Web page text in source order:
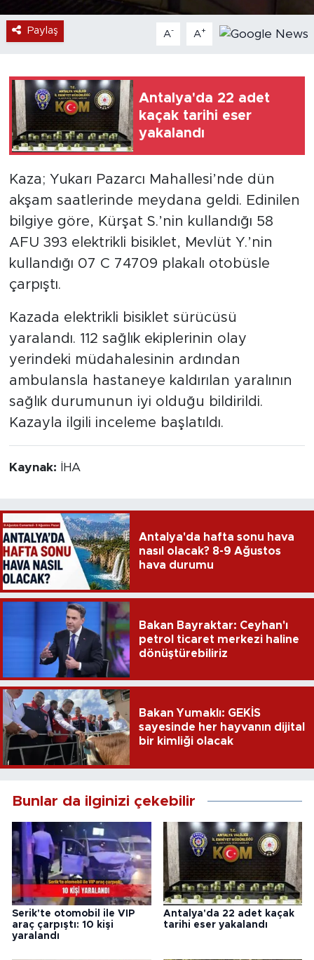
Paylaş A- A+
Antalya'da 22 adet
kaçak tarihi eser
yakalandı
Kaza; Yukarı Pazarcı Mahallesi’nde dün
akşam saatlerinde meydana geldi. Edinilen
bilgiye göre, Kürşat S.’nin kullandığı 58
AFU 393 elektrikli bisiklet, Mevlüt Y.’nin
kullandığı 07 C 74709 plakalı otobüsle
çarpıştı.
Kazada elektrikli bisiklet sürücüsü
yaralandı. 112 sağlık ekiplerinin olay
yerindeki müdahalesinin ardından
ambulansla hastaneye kaldırılan yaralının
sağlık durumunun iyi olduğu bildirildi.
Kazayla ilgili inceleme başlatıldı.
Kaynak: İHA
Antalya'da hafta sonu hava
nasıl olacak? 8-9 Ağustos
hava durumu
Bakan Bayraktar: Ceyhan'ı
petrol ticaret merkezi haline
dönüştürebiliriz
Bakan Yumaklı: GEKİS
sayesinde her hayvanın dijital
bir kimliği olacak
Bunlar da ilginizi çekebilir
Serik'te otomobil ile VIP
araç çarpıştı: 10 kişi
yaralandı
Antalya'da 22 adet kaçak
tarihi eser yakalandı